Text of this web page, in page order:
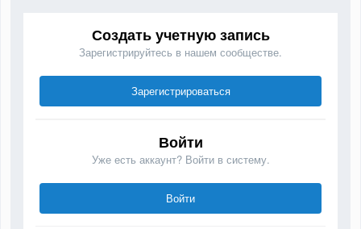
Создать учетную запись
Зарегистрируйтесь в нашем сообществе.
Зарегистрироваться
Войти
Уже есть аккаунт? Войти в систему.
Войти